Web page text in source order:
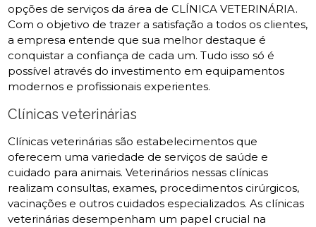
opções de serviços da área de CLÍNICA VETERINÁRIA.
Com o objetivo de trazer a satisfação a todos os clientes,
a empresa entende que sua melhor destaque é
conquistar a confiança de cada um. Tudo isso só é
possível através do investimento em equipamentos
modernos e profissionais experientes.
Clínicas veterinárias
Clínicas veterinárias são estabelecimentos que
oferecem uma variedade de serviços de saúde e
cuidado para animais. Veterinários nessas clínicas
realizam consultas, exames, procedimentos cirúrgicos,
vacinações e outros cuidados especializados. As clínicas
veterinárias desempenham um papel crucial na